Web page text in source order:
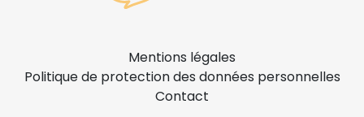
Mentions légales
Politique de protection des données personnelles
Contact